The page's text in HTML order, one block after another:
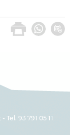
93 791 05 11